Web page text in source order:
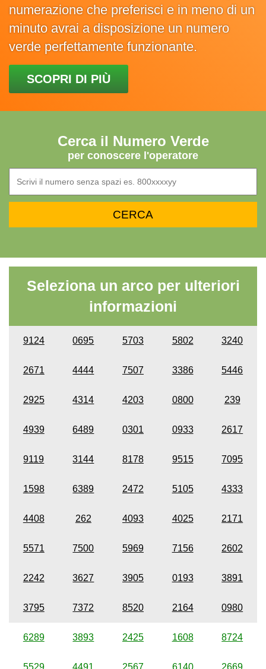
numerazione che preferisci e in meno di un
minuto avrai a disposizione un numero
verde perfettamente funzionante.
SCOPRI DI PIÙ
Cerca il Numero Verde
per conoscere l'operatore
Seleziona un arco per ulteriori
informazioni
9124 0695 5703 5802 3240
2671 4444 7507 3386 5446
2925 4314 4203 0800 239
4939 6489 0301 0933 2617
9119 3144 8178 9515 7095
1598 6389 2472 5105 4333
4408 262 4093 4025 2171
5571 7500 5969 7156 2602
2242 3627 3905 0193 3891
3795 7372 8520 2164 0980
6289 3893 2425 1608 8724
5529 4491 2567 6140 2669